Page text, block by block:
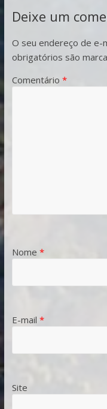
Deixe um
O seu endereço de e-
obrigatórios são
Comentário *
Nome *
E-mail *
Site